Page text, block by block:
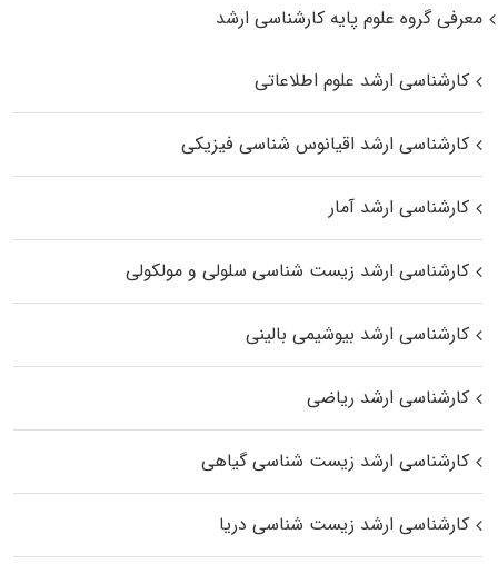
معرفی گروه علوم پایه کارشناسی ارشد
کارشناسی ارشد علوم اطلاعاتی
کارشناسی ارشد اقیانوس‌ شناسی فیزیکی
کارشناسی ارشد آمار
کارشناسی ارشد زیست شناسی سلولی و مولکولی
کارشناسی ارشد بیوشیمی بالینی
کارشناسی ارشد ریاضی
کارشناسی ارشد زیست‌ شناسی گیاهی
کارشناسی ارشد زیست‌ شناسی دریا